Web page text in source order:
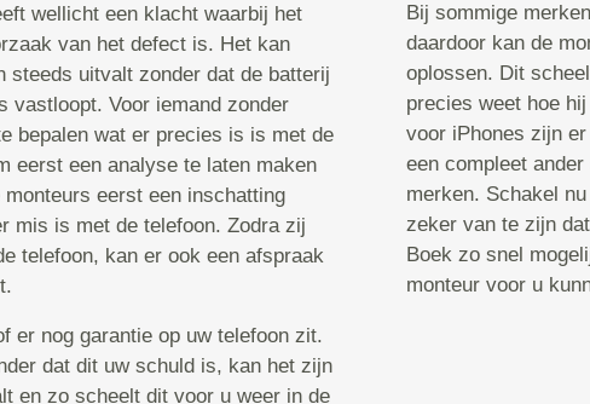
wellicht een klacht waarbij het
van het defect is. Het kan
steeds uitvalt zonder dat de batterij
vastloopt. Voor iemand zonder
bepalen wat er precies is is met de
eerst een analyse te laten maken
eerst een inschatting
mis is met de telefoon. Zodra zij
telefoon, kan er ook een afspraak
er nog garantie op uw telefoon zit.
dat dit uw schuld is, kan het zijn
en zo scheelt dit voor u weer in de
Bij sommige
daardoor kan de
oplossen. Dit
precies weet hoe
voor iPhones zijn
een compleet
merken. Schakel
zeker van te zijn
Boek zo snel
monteur voor u